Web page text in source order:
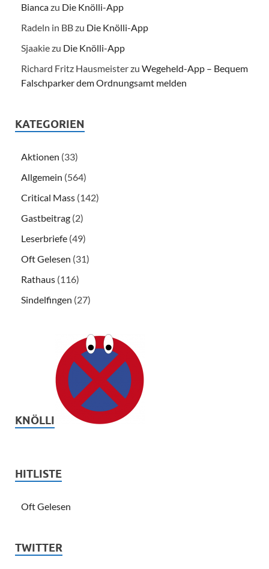
Biancazu Die Knölli-App
Radeln in BBzu Die Knölli-App
Sjaakiezu Die Knölli-App
Richard Fritz Hausmeisterzu Wegeheld-App – Bequem
Falschparker dem Ordnungsamt melden
KATEGORIEN
Aktionen (33)
Allgemein (564)
Critical Mass (142)
Gastbeitrag (2)
Leserbriefe (49)
Oft Gelesen (31)
Rathaus (116)
Sindelfingen (27)
KNÖLLI
HITLISTE
Oft Gelesen
TWITTER